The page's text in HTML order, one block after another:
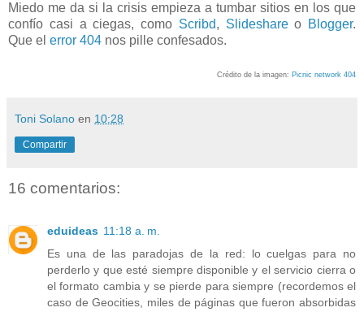
Miedo me da si la crisis empieza a tumbar sitios en los que
confío casi a ciegas, como Scribd, Slideshareo Blogger.
Que el error 404 nos pille confesados.
Crédito de la imagen: Picnic network 404
Toni Solano en 10:28
Compartir
16 comentarios:
eduideas 11:18 a. m.
Es una de las paradojas de la red: lo cuelgas para no
perderlo y que esté siempre disponible y el servicio cierra o
el formato cambia y se pierde para siempre (recordemos el
caso de Geocities, miles de páginas que fueron absorbidas